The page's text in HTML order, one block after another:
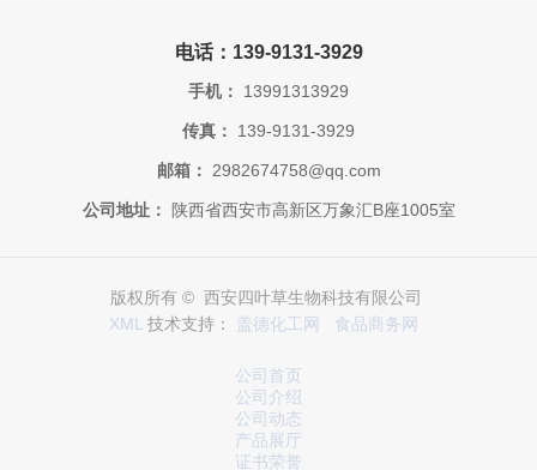
电话：139-9131-3929
手机： 13991313929
传真： 139-9131-3929
邮箱： 2982674758@qq.com
公司地址： 陕西省西安市高新区万象汇B座1005室
版权所有 © 西安四叶草生物科技有限公司
XML 技术支持： 盖德化工网 食品商务网
公司首页
公司介绍
公司动态
产品展厅
证书荣誉